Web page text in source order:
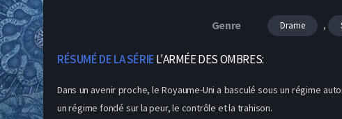
Genre Drame ,
RÉSUMÉ DE LA SÉRIEL'ARMÉE DES OMBRES:
Dans un avenir proche, le Royaume-Uni a basculé sous un régime
un régime fondé sur la peur, le contrôle et la trahison.